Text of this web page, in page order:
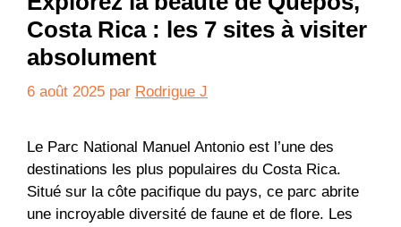
Costa Rica : les 7 sites à visiter
absolument
6 août 2025 par Rodrigue J
Le Parc National Manuel Antonio est l’une des
destinations les plus populaires du Costa Rica.
Situé sur la côte pacifique du pays, ce parc abrite
une incroyable diversité de faune et de flore. Les